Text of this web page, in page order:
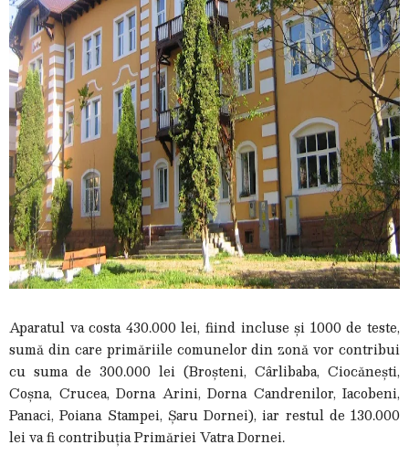
Aparatul va costa 430.000 lei, fiind incluse și 1000 de teste,
sumă din care primăriile comunelor din zonă vor contribui
cu suma de 300.000 lei (Broșteni, Cârlibaba, Ciocănești,
Coșna, Crucea, Dorna Arini, Dorna Candrenilor, Iacobeni,
Panaci, Poiana Stampei, Șaru Dornei), iar restul de 130.000
lei va fi contribuția Primăriei Vatra Dornei.